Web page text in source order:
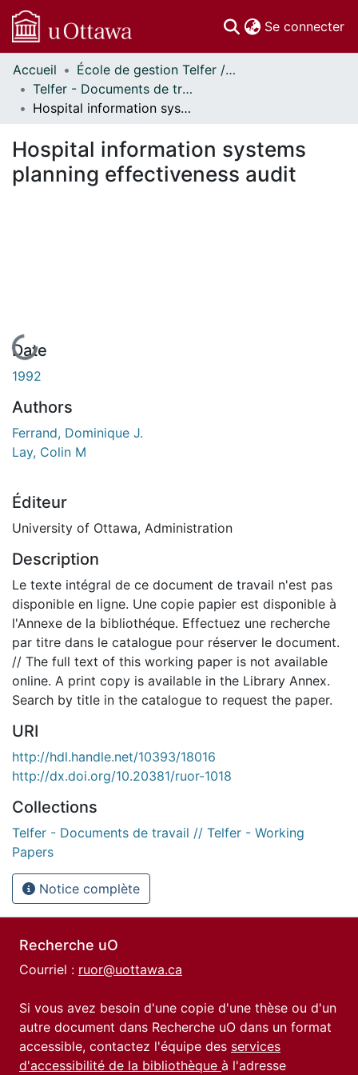
Se connecter
Communautés
et collections
Parcourir
À propos
Accueil
École de gestion Telfer // Telfer School of Management
Telfer - Documents de travail // Telfer - Working Papers
Hospital information systems planning effectiveness audit
Hospital information systems
planning effectiveness audit
En cours de chargement...
Date
1992
Authors
Ferrand, Dominique J.
Lay, Colin M
Éditeur
University of Ottawa, Administration
Description
Le texte intégral de ce document de travail n'est pas
disponible en ligne. Une copie papier est disponible à
l'Annexe de la bibliothéque. Effectuez une recherche
par titre dans le catalogue pour réserver le document.
// The full text of this working paper is not available
online. A print copy is available in the Library Annex.
Search by title in the catalogue to request the paper.
URI
http://hdl.handle.net/10393/18016
http://dx.doi.org/10.20381/ruor-1018
Collections
Telfer - Documents de travail // Telfer - Working
Papers
Notice complète
Recherche uO
Courriel : ruor@uottawa.ca
Si vous avez besoin d'une copie d'une thèse ou d'un
autre document dans Recherche uO dans un format
accessible, contactez l'équipe des services
d'accessibilité de la bibliothèque à l'adresse